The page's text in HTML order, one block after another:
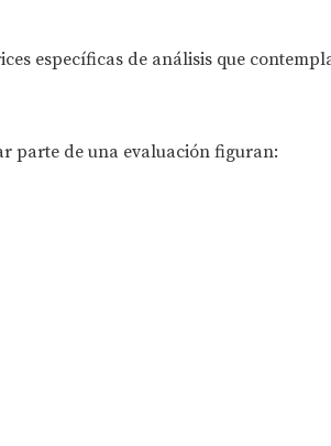
específicas de análisis que
parte de una evaluación figuran: